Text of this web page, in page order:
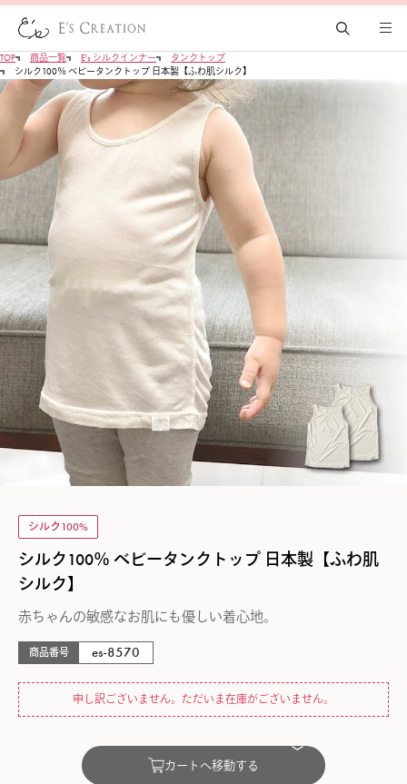
TOP 商品一覧 E's シルクインナー
タンクトップ
シルク100％ ベビータンクトップ 日本製【ふわ肌シルク】
シルク100%
シルク100％ ベビータンクトップ 日本製【ふわ肌
シルク】
赤ちゃんの敏感なお肌にも優しい着心地。
商品番号 es-8570
申し訳ございません。ただいま在庫がございません。
カートへ移動する